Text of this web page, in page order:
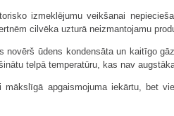
izmeklējumu veikšanai
cilvēka uzturā neizmantojamu
novērš ūdens kondensāta un kaitīgo
telpā temperatūru, kas nav
apgaismojuma iekārtu, bet